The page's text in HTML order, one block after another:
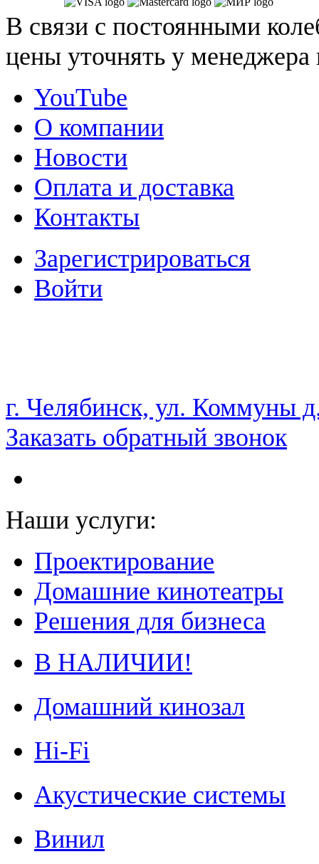
В связи с постоянными
цены уточнять у
YouTube
О компании
Новости
Оплата и доставка
Контакты
Зарегистрироваться
Войти
НАМ ДОВЕРЯЮТ С 2003 ГОДА
г. Челябинск, ул. Коммуны
Заказать обратный звонок
Наши услуги:
Проектирование
Домашние кинотеатры
Решения для бизнеса
В НАЛИЧИИ!
Домашний кинозал
Hi-Fi
Акустические системы
Винил